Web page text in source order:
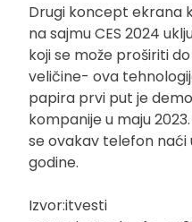
Drugi koncept ekrana
na sajmu CES 2024
koji se može proširiti
veličine- ova
papira prvi put je
kompanije u maju
se ovakav telefon naći
godine.
Izvor:itvesti